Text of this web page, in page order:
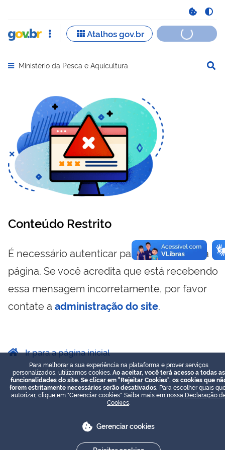
Abrir menu principal de navegação
Ministério da Pesca e Aquicultura
Conteúdo Restrito
É necessário autenticar para visualizar essa
página. Se você acredita que está recebendo
essa mensagem incorretamente, por favor
contate a administração do site.
Ir para a página inicial
Para melhorar a sua experiência na plataforma e prover serviços
personalizados, utilizamos cookies. Ao aceitar, você terá acesso a todas as
funcionalidades do site. Se clicar em "Rejeitar Cookies", os cookies que
forem estritamente necessários serão desativados. Para escolher quais
autorizar, clique em "Gerenciar cookies". Saiba mais em nossa Declaração
Cookies
Gerenciar cookies